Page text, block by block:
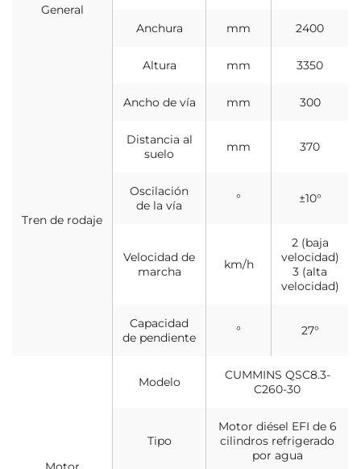
General
Anchura mm 2400
Altura mm 3350
Tren de rodaje
Ancho de vía mm 300
Distancia al
suelo
mm 370
Oscilación
de la vía
° ±10°
Velocidad de
marcha
km/h
2 (baja
velocidad)
3 (alta
velocidad)
Capacidad
de pendiente
° 27°
Modelo
CUMMINS QSC8.3-
C260-30
Tipo
Motor diésel EFI de 6
cilindros refrigerado
por agua